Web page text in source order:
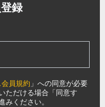
録
員規約 」への同意が必要
ただける場合「同意す
みください。